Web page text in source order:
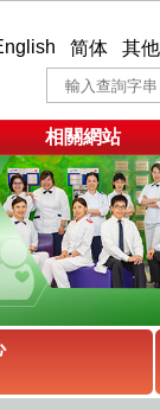
简体 其
相關網站